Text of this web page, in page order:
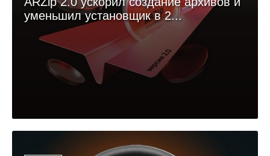
уменьшил установщик в 2...